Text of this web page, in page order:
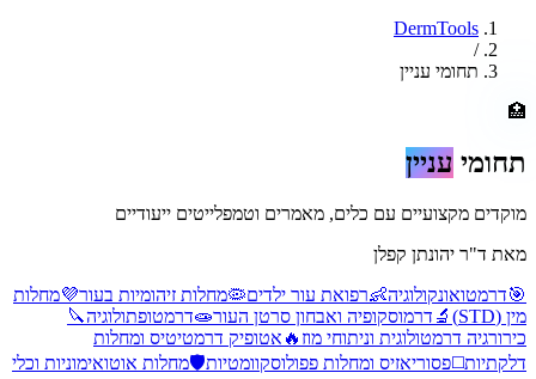
DermTools
/
תחומי עניין
🏥
תחומי עניין
מוקדים מקצועיים עם כלים, מאמרים וטמפלייטים ייעודיים
מאת ד"ר יהונתן קפלן
🎯דרמטואונקולוגיה👶רפואת עור ילדים🦠מחלות זיהומיות בעור💜מחלות
מין (STD)
🔬 דרמוסקופיה ואבחון סרטן העור🧫דרמטופתולוגיה🔪
כירורגיה דרמטולוגית וניתוחי מוז 🔥 אטופיק דרמטיטיס ומחלות
דלקתיות◻️פסוריאזיס ומחלות פפולוסקוומטיות🛡️מחלות אוטואימוניות וכלי